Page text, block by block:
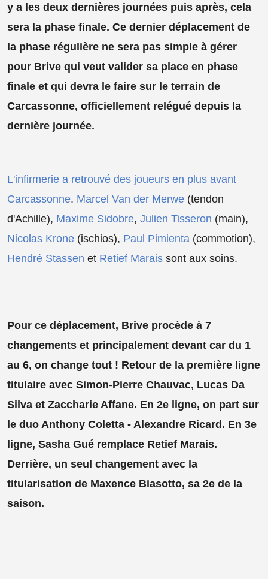
y a les deux dernières journées puis après, cela
sera la phase finale. Ce dernier déplacement de
la phase régulière ne sera pas simple à gérer
pour Brive qui veut valider sa place en phase
finale et qui devra le faire sur le terrain de
Carcassonne, officiellement relégué depuis la
dernière journée.
L'infirmerie a retrouvé des joueurs en plus avant
Carcassonne. Marcel Van der Merwe (tendon
d'Achille), Maxime Sidobre, Julien Tisseron (main),
Nicolas Krone (ischios), Paul Pimienta (commotion),
Hendré Stassen et Retief Marais sont aux soins.
Pour ce déplacement, Brive procède à 7
changements et principalement devant car du 1
au 6, on change tout ! Retour de la première ligne
titulaire avec Simon-Pierre Chauvac, Lucas Da
Silva et Zaccharie Affane. En 2e ligne, on part sur
le duo Anthony Coletta - Alexandre Ricard. En 3e
ligne, Sasha Gué remplace Retief Marais.
Derrière, un seul changement avec la
titularisation de Maxence Biasotto, sa 2e de la
saison.